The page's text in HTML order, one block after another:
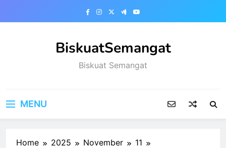
BiskuatSemangat
Biskuat Semangat
MENU
Home 2025 November
11